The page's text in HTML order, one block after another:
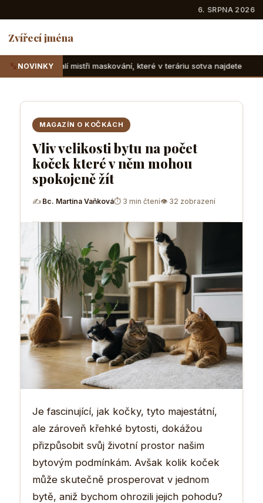
6. SRPNA 2026
Zvířecí jména
NOVINKY
maskování, které v teráriu sotva najdete
MAGAZÍN O KOČKÁCH
Vliv velikosti bytu na počet
koček které v něm mohou
spokojeně žít
✍ Bc. Martina Vaňková⏱ 3 min čtení👁 32 zobrazení
Je fascinující, jak kočky, tyto majestátní,
ale zároveň křehké bytosti, dokážou
přizpůsobit svůj životní prostor našim
bytovým podmínkám. Avšak kolik koček
může skutečně prosperovat v jednom
bytě, aniž bychom ohrozili jejich pohodu?